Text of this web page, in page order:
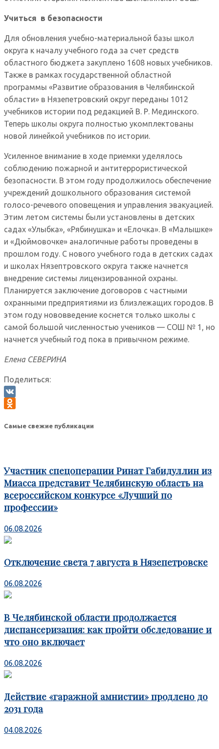
Учиться в безопасности
Для обновления учебно-материальной базы школ
округа к началу учебного года за счет средств
областного бюджета закуплено 1608 новых учебников.
Также в рамках государственной областной
программы «Развитие образования в Челябинской
области» в Нязепетровский округ переданы 1012
учебников истории под редакцией В. Р. Мединского.
Теперь школы округа полностью укомплектованы
новой линейкой учебников по истории.
Усиленное внимание в ходе приемки уделялось
соблюдению пожарной и антитеррористической
безопасности. В этом году продолжилось обеспечение
учреждений дошкольного образования системой
голосо-речевого оповещения и управления эвакуацией.
Этим летом системы были установлены в детских
садах «Улыбка», «Рябинушка» и «Елочка». В «Малышке»
и «Дюймовочке» аналогичные работы проведены в
прошлом году. С нового учебного года в детских садах
и школах Нязептровского округа также начнется
внедрение системы лицензированной охраны.
Планируется заключение договоров с частными
охранными предприятиями из близлежащих городов. В
этом году нововведение коснется только школы с
самой большой численностью учеников — СОШ № 1, но
начнется учебный год пока в привычном режиме.
Елена СЕВЕРИНА
Поделиться:
VK
Самые свежие публикации
Участник спецоперации Ринат Габидуллин из
Миасса представит Челябинскую область на
всероссийском конкурсе «Лучший по
профессии»
06.08.2026
Отключение света 7 августа в Нязепетровске
06.08.2026
В Челябинской области продолжается
диспансеризация: как пройти обследование и
что оно включает
06.08.2026
Действие «гаражной амнистии» продлено до
2031 года
04.08.2026